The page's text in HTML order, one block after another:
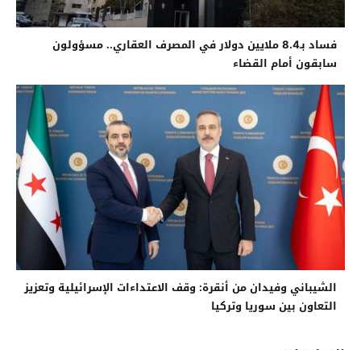
فساد بـ8.4 ملايين دولار في المصرف العقاري.. مسؤولون
سابقون أمام القضاء
الشيباني وفيدان من أنقرة: وقف الاعتداءات الإسرائيلية وتعزيز
التعاون بين سوريا وتركيا